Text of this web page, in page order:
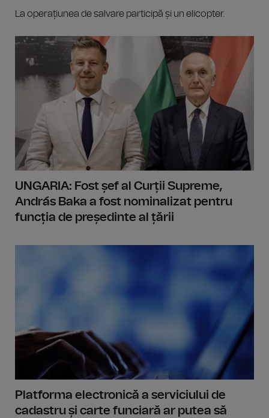
La operațiunea de salvare participă și un elicopter.
UNGARIA: Fost șef al Curții Supreme,
András Baka a fost nominalizat pentru
funcția de președinte al țării
Platforma electronică a serviciului de
cadastru și carte funciară ar putea să